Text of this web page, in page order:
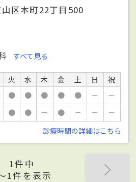
区本町22丁目500
すべて見る
火 水 木 金 土 日
祝
● ● ● ● ● －
－
● ● － ● － －
－
診療時間の詳細はこちら
1件中
1件を表示